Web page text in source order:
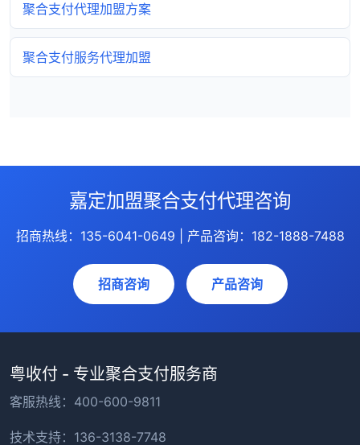
聚合支付代理加盟方案
聚合支付服务代理加盟
嘉定加盟聚合支付代理咨询
招商热线：135-6041-0649 | 产品咨询：182-1888-7488
招商咨询 产品咨询
粤收付 - 专业聚合支付服务商
客服热线：400-600-9811
技术支持：136-3138-7748